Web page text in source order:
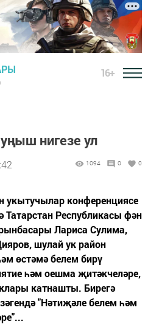
16+
нигезе ул
1094 0 0
укытучылар конференциясе
Республикасы фән
Лариса Сулима,
шулай ук район
өстәмә белем бирү
һәм оешма җитәкчеләре,
катнашты. Бирегә
"Нәтиҗәле белем һәм